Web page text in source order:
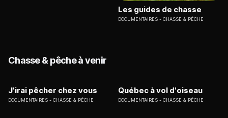
Les guides de chasse
DOCUMENTAIRES CHASSE & PÊCHE
Chasse & pêche à venir
J'irai pêcher chez vous
DOCUMENTAIRES CHASSE & PÊCHE
Québec à vol d'oiseau
DOCUMENTAIRES CHASSE & PÊCHE